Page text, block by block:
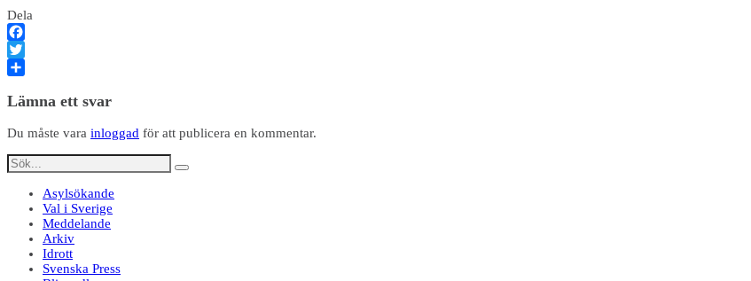
Dela
Facebook
Twitter
Lämna ett svar
Du måste vara inloggad för att publicera en kommentar.
Asylsökande
Val i Sverige
Meddelande
Arkiv
Idrott
Svenska Press